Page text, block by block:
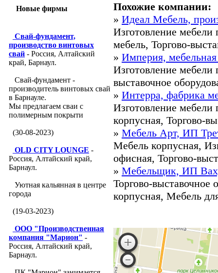
Новые фирмы
Свай-фундамент,
производство винтовых
свай - Россия, Алтайский
край, Барнаул.
Свай-фундамент -
производитель винтовых свай
в Барнауле.
Мы предлагаем сваи с
полимерным покрыти
(30-08-2023)
OLD CITY LOUNGE -
Россия, Алтайский край,
Барнаул.
Уютная кальянная в центре
города
(19-03-2023)
ООО "Производственная
компания "Марион" -
Россия, Алтайский край,
Барнаул.
Похожие компании:
» Идеал Мебель,
Изготовление
мебель, Торгово-
» Империя,
Изготовление
выставочное
» Интерра, фабрика
Изготовление
корпусная, Торгово-
» Мебель Арт, ИП
Мебель корпусная,
офисная, Торгово-
» Мебельщик, ИП
Торгово-выставочное
корпусная, Мебель